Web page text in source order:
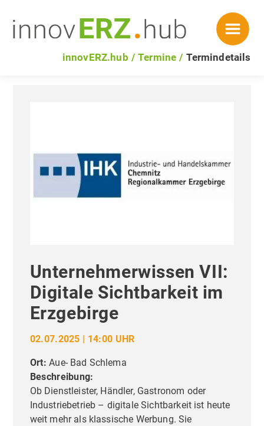
innovERZ.hub Termine Termindetails
Unternehmerwissen VII:
Digitale Sichtbarkeit im
Erzgebirge
02.07.2025 | 14:00 UHR
Ort:Aue- Bad Schlema
Beschreibung:
Ob Dienstleister, Händler, Gastronom oder
Industriebetrieb – digitale Sichtbarkeit ist heute
weit mehr als klassische Werbung. Sie